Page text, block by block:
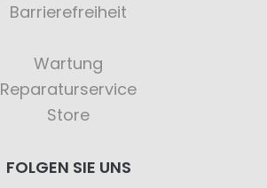
Barrierefreiheit
Wartung
Reparaturservice
Store
FOLGEN SIE UNS